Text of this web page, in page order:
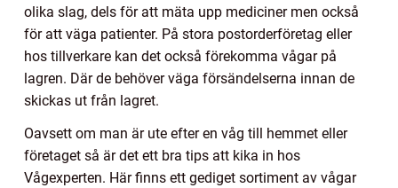
olika slag, dels för att mäta upp mediciner men också
för att väga patienter. På stora postorderföretag eller
hos tillverkare kan det också förekomma vågar på
lagren. Där de behöver väga försändelserna innan de
skickas ut från lagret.
Oavsett om man är ute efter en våg till hemmet eller
företaget så är det ett bra tips att kika in hos
Vågexperten. Här finns ett gediget sortiment av vågar